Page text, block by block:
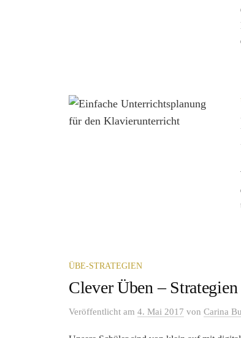
ÜBE-STRATEGIEN
Clever Üben –
Veröffentlicht am 4. Mai 2017 von Carina